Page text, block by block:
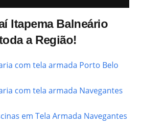
Itapema Balneário
a Região!
com tela armada Porto Belo
com tela armada Navegantes
em Tela Armada Navegantes